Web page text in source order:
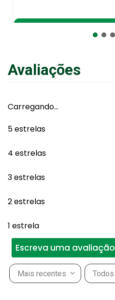
Avaliações
Carregando…
5 estrelas
4 estrelas
3 estrelas
2 estrelas
1 estrela
Escreva uma avaliação
Mais recentes Todos